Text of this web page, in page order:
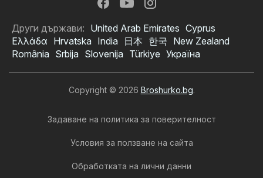
Други държави: United Arab Emirates Cyprus
Ελλάδα Hrvatska India 日本 한국 New Zealand
România Srbija Slovenija Türkiye Україна
Copyright © 2026 Broshurko.bg.
Задаване на политика за поверителност
Условия за ползване на сайта
Обработката на лични данни